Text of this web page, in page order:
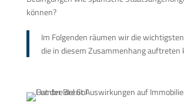
können?
Im Folgenden räumen wir die
die in diesem Zusammenhang auftreten